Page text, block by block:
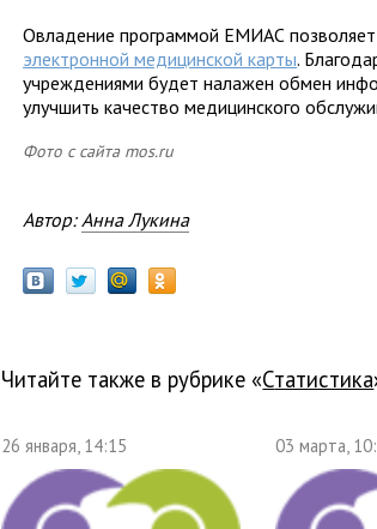
Овладение программой ЕМИАС позволяет
электронной медицинской карты.
учреждениями будет налажен обмен
улучшить качество медицинского
Фото с сайта mos.ru
Автор:Анна Лукина
Читайте также в рубрике « статистика
26 января, 14:15 03 марта,